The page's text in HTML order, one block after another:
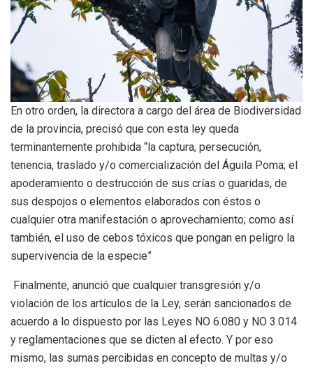
En otro orden, la directora a cargo del área de Biodiversidad
de la provincia, precisó que con esta ley queda
terminantemente prohibida “la captura, persecución,
tenencia, traslado y/o comercialización del Águila Poma; el
apoderamiento o destrucción de sus crías o guaridas, de
sus despojos o elementos elaborados con éstos o
cualquier otra manifestación o aprovechamiento; como así
también, el uso de cebos tóxicos que pongan en peligro la
supervivencia de la especie”
Finalmente, anunció que cualquier transgresión y/o
violación de los artículos de la Ley, serán sancionados de
acuerdo a lo dispuesto por las Leyes NO 6.080 y NO 3.014
y reglamentaciones que se dicten al efecto. Y por eso
mismo, las sumas percibidas en concepto de multas y/o